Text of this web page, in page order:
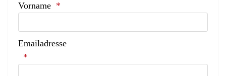
Vorname
Emailadresse